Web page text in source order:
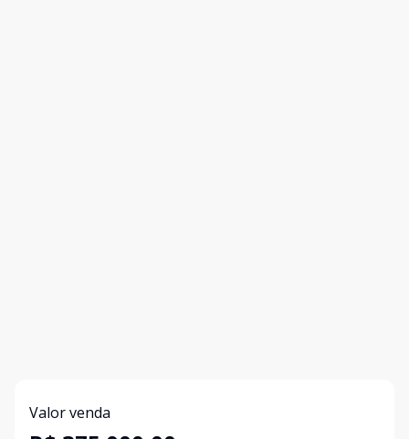
Valor venda